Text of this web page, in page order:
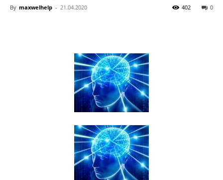
By maxwelhelp - 21.04.2020 0
402